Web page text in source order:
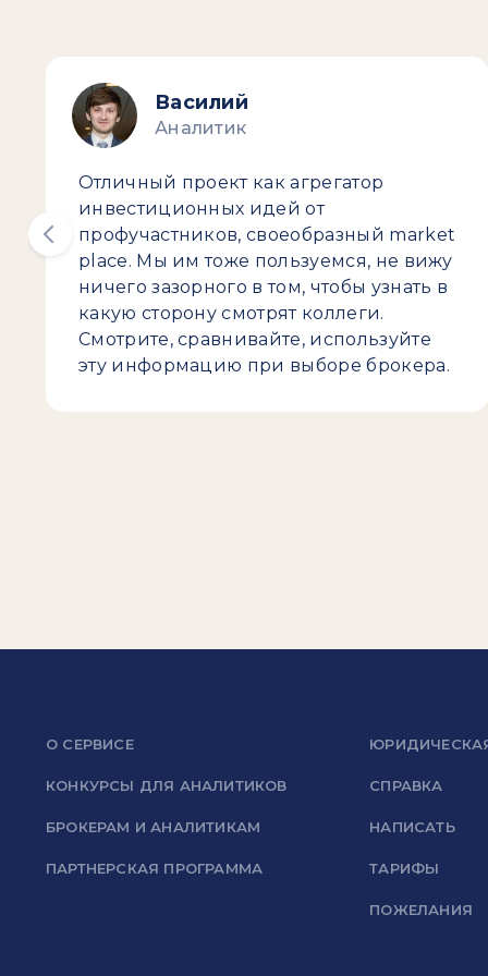
Василий
Аналитик
Отличный проект как агрегатор
инвестиционных идей от
профучастников, своеобразный market
place. Мы им тоже пользуемся, не вижу
ничего зазорного в том, чтобы узнать в
какую сторону смотрят коллеги.
Смотрите, сравнивайте, используйте
эту информацию при выборе брокера.
О СЕРВИСЕ
КОНКУРСЫ ДЛЯ АНАЛИТИКОВ
БРОКЕРАМ И АНАЛИТИКАМ
ПАРТНЕРСКАЯ ПРОГРАММА
СПРАВКА
НАПИСАТЬ
ТАРИФЫ
ПОЖЕЛАНИЯ